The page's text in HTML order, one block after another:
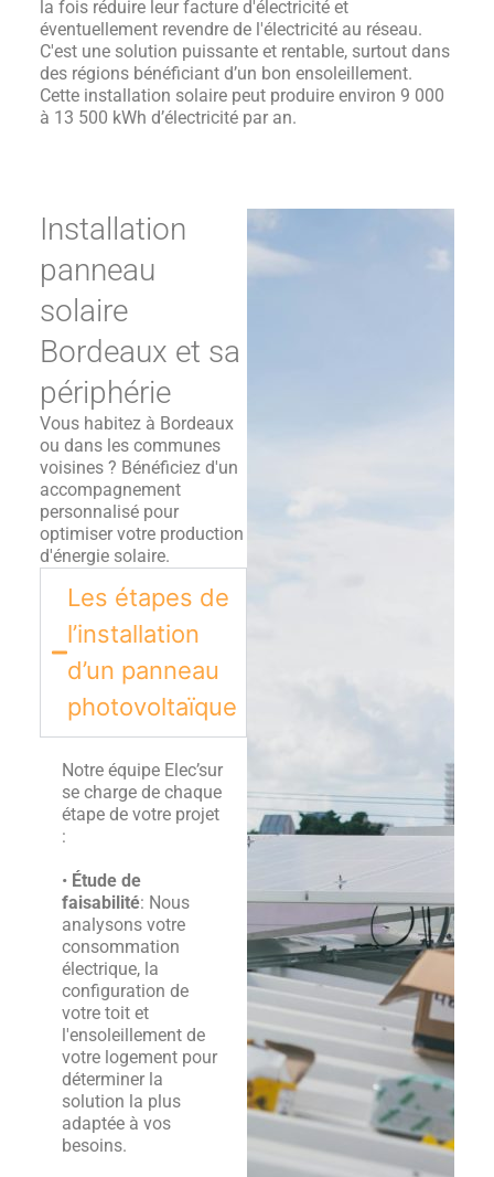
la fois réduire leur facture d'électricité et
éventuellement revendre de l'électricité au réseau.
C'est une solution puissante et rentable, surtout dans
des régions bénéficiant d’un bon ensoleillement.
Cette installation solaire peut produire environ 9 000
à 13 500 kWh d’électricité par an.
Installation
panneau
solaire
Bordeaux et sa
périphérie
Vous habitez à Bordeaux
ou dans les communes
voisines ? Bénéficiez d'un
accompagnement
personnalisé pour
optimiser votre production
d'énergie solaire.
Les étapes de
l’installation
d’un panneau
photovoltaïque​
Notre équipe Elec’sur
se charge de chaque
étape de votre projet
:
• Étude de
faisabilité: Nous
analysons votre
consommation
électrique, la
configuration de
votre toit et
l'ensoleillement de
votre logement pour
déterminer la
solution la plus
adaptée à vos
besoins.